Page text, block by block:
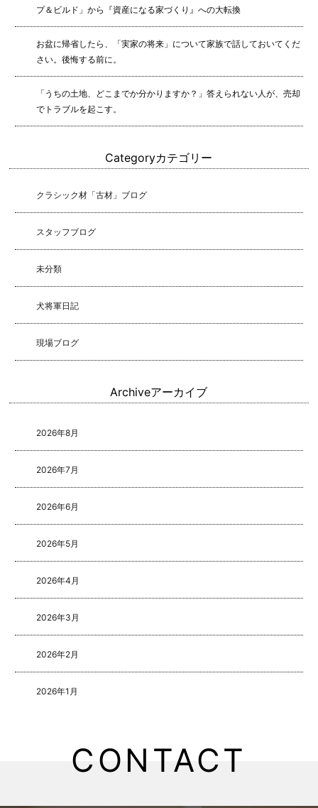
プ＆ビルド」から『資産になる家づくり』への大転換
お盆に帰省したら、「実家の将来」について家族で話しておいてくだ
さい。後悔する前に。
「うちの土地、どこまでか分かりますか？」答えられない人が、売却
でトラブルを起こす。
Categoryカテゴリー
クラシック材「古材」ブログ
スタッフブログ
未分類
犬将軍日記
現場ブログ
Archiveアーカイブ
2026年8月
2026年7月
2026年6月
2026年5月
2026年4月
2026年3月
2026年2月
2026年1月
2025年5月CONTACT